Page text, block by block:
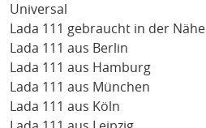
Universal
Lada 111 gebraucht in der Nähe
Lada 111 aus Berlin
Lada 111 aus Hamburg
Lada 111 aus München
Lada 111 aus Köln